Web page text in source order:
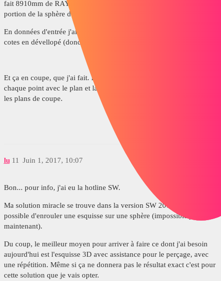
fait 8910mm de RAYON et les trous font 60mm de diamètre. Chaque
portion de la sphère doit contenir environ 6000 trous...
En données d'entrée j'ai ça : le cadrillage avec toutes les bonnes
cotes en dévellopé (donc à plat).
Et ça en coupe, que j'ai fait. Le problème c'est qu'il faut contraindre
chaque point avec le plan et la surface donc il faut que je fasse tous
les plans de coupe.
lu Juin 1, 2017, 10:07
11
Bon... pour info, j'ai eu la hotline SW.
Ma solution miracle se trouve dans la version SW 2017 où il est
possible d'enrouler une esquisse sur une sphère (impossible jusqu'à
maintenant).
Du coup, le meilleur moyen pour arriver à faire ce dont j'ai besoin
aujourd'hui est l'esquisse 3D avec assistance pour le perçage, avec
une répétition. Même si ça ne donnera pas le résultat exact c'est pour
cette solution que je vais opter.